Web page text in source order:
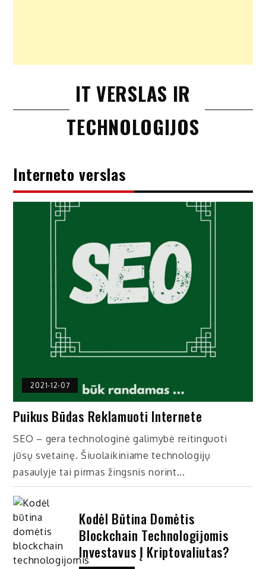
IT VERSLAS IR
TECHNOLOGIJOS
Interneto verslas
2021-12-07
Puikus Būdas Reklamuoti Internete
SEO – gera technologinė galimybė reitinguoti
jūsų svetainę. Šiuolaikiniame technologijų
pasaulyje tai pirmas žingsnis norint...
Kodėl Būtina Domėtis
Blockchain Technologijomis
Investavus Į Kriptovaliutas?